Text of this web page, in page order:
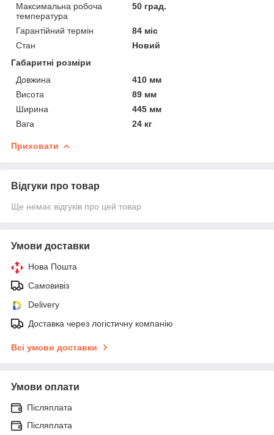
Максимальна робоча
температура
50 град.
Гарантійний термін
84 міс
Стан
Новий
Габаритні розміри
Довжина
410 мм
Висота
89 мм
Ширина
445 мм
Вага
24 кг
Приховати
Відгуки про товар
Ще немає відгуків про цей товар
Умови доставки
Нова Пошта
Самовивіз
Delivery
Доставка через логістичну компанію
Всі умови доставки
Умови оплати
Післяплата
Післяплата